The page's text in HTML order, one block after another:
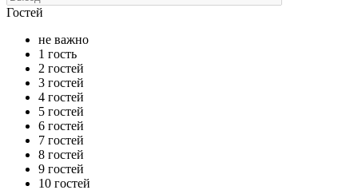
Гостей
не важно
1 гость
2 гостей
3 гостей
4 гостей
5 гостей
6 гостей
7 гостей
8 гостей
9 гостей
10 гостей